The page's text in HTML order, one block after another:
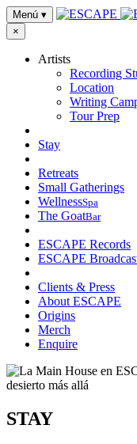
Menú ▾
×
Artists
Recording
Location
Writing
Tour Prep
Stay
Retreats
Small Gatherings
WellnessSpa
The GoatBar
ESCAPE Records
ESCAPE
Clients & Press
About ESCAPE
Origins
Merch
Enquire
STAY